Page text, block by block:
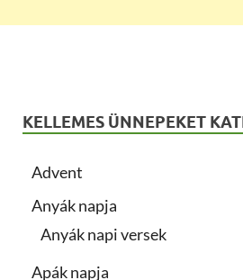
KELLEMES ÜNNEPEKET
Advent
Anyák napja
Anyák napi versek
Apák napja